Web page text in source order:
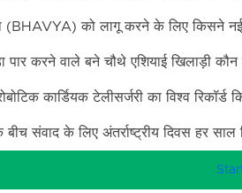
(BHAVYA) को लागू करने के लिए किसने
करने वाले बने चौथे एशियाई खिलाड़ी
कार्डियक टेलीसर्जरी का विश्व रिकॉर्ड
बीच संवाद के लिए अंतर्राष्ट्रीय दिवस हर